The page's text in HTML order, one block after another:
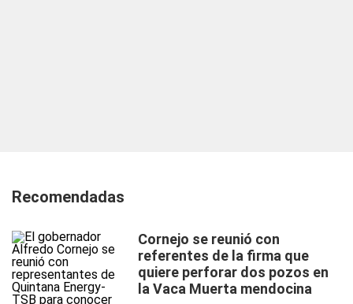
Recomendadas
Cornejo se reunió con
referentes de la firma que
quiere perforar dos pozos en
la Vaca Muerta mendocina